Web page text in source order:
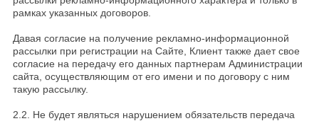
рамках указанных договоров.
Давая согласие на получение рекламно-информационной
рассылки при регистрации на Сайте, Клиент также дает свое
согласие на передачу его данных партнерам Администрации
сайта, осуществляющим от его имени и по договору с ним
такую рассылку.
2.2. Не будет являться нарушением обязательств передача